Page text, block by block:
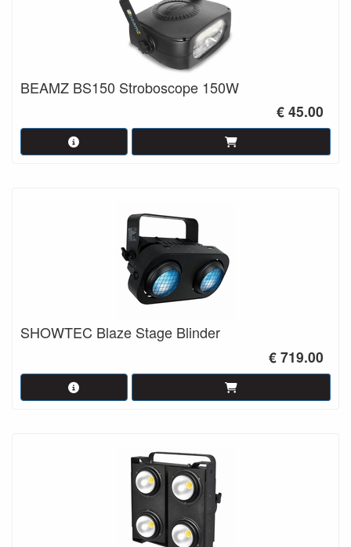
BEAMZ BS150 Stroboscope 150W
€ 45.00
SHOWTEC Blaze Stage Blinder
€ 719.00